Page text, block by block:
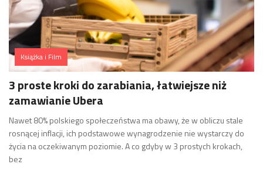
Książka i Film
3 proste kroki do zarabiania, łatwiejsze niż
zamawianie Ubera
Nawet 80% polskiego społeczeństwa ma obawy, że w obliczu stale
rosnącej inflacji, ich podstawowe wynagrodzenie nie wystarczy do
życia na oczekiwanym poziomie. A co gdyby w 3 prostych krokach,
bez